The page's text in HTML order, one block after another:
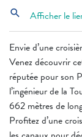
Envie d’une
Venez découvrir
réputée pour son
l’ingénieur de la
662 mètres de
Profitez d’une
search Afficher le